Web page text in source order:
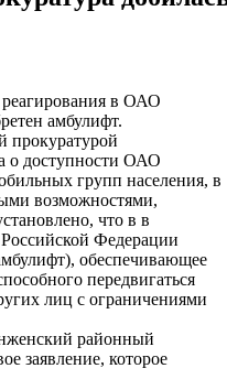
реагирования в ОАО
амбулифт.
прокуратурой
о доступности ОАО
групп населения, в
возможностями,
что в в
Федерации
обеспечивающее
передвигаться
лиц с ограничениями
районный
заявление, которое